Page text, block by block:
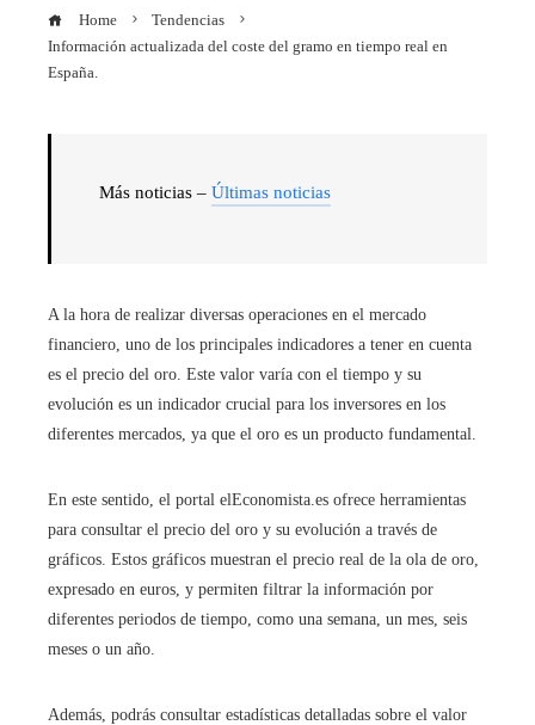
Home
Tendencias
Información actualizada del coste del gramo en tiempo real en
España.
Más noticias – Últimas noticias
A la hora de realizar diversas operaciones en el mercado
financiero, uno de los principales indicadores a tener en cuenta
es el precio del oro. Este valor varía con el tiempo y su
evolución es un indicador crucial para los inversores en los
diferentes mercados, ya que el oro es un producto fundamental.
En este sentido, el portal elEconomista.es ofrece herramientas
para consultar el precio del oro y su evolución a través de
gráficos. Estos gráficos muestran el precio real de la ola de oro,
expresado en euros, y permiten filtrar la información por
diferentes periodos de tiempo, como una semana, un mes, seis
meses o un año.
Además, podrás consultar estadísticas detalladas sobre el valor